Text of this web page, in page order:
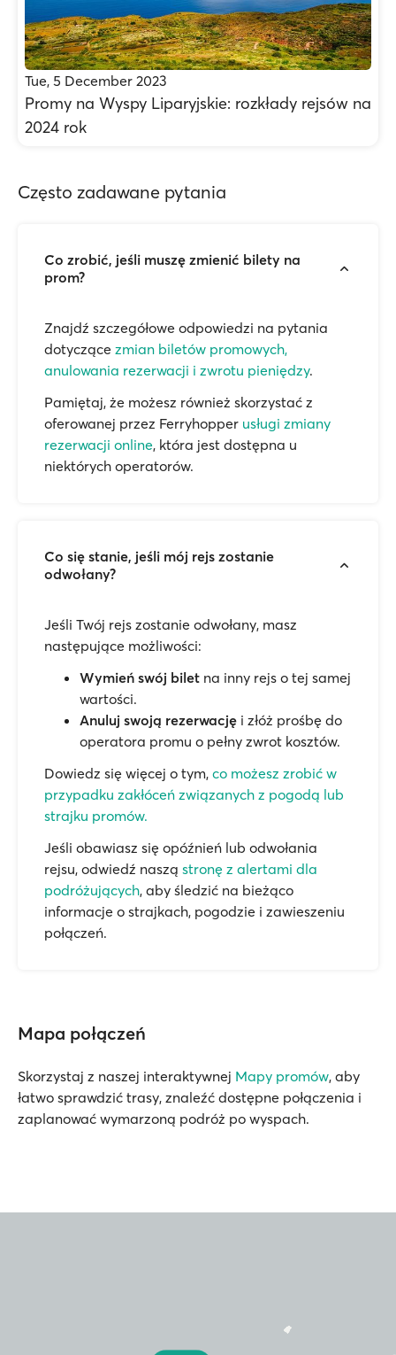
Tue, 5 December 2023
Promy na Wyspy Liparyjskie: rozkłady rejsów na
2024 rok
Często zadawane pytania
Co zrobić, jeśli muszę zmienić bilety na
prom?
Znajdź szczegółowe odpowiedzi na pytania
dotyczące zmian biletów promowych,
anulowania rezerwacji i zwrotu pieniędzy.
Pamiętaj, że możesz również skorzystać z
oferowanej przez Ferryhopper usługi zmiany
rezerwacji online, która jest dostępna u
niektórych operatorów.
Co się stanie, jeśli mój rejs zostanie
odwołany?
Jeśli Twój rejs zostanie odwołany, masz
następujące możliwości:
Wymień swój bilet na inny rejs o tej samej
wartości.
Anuluj swoją rezerwację i złóż prośbę do
operatora promu o pełny zwrot kosztów.
Dowiedz się więcej o tym, co możesz zrobić w
przypadku zakłóceń związanych z pogodą lub
strajku promów.
Jeśli obawiasz się opóźnień lub odwołania
rejsu, odwiedź naszą stronę z alertami dla
podróżujących, aby śledzić na bieżąco
informacje o strajkach, pogodzie i zawieszeniu
połączeń.
Mapa połączeń
Skorzystaj z naszej interaktywnej Mapy promów, aby
łatwo sprawdzić trasy, znaleźć dostępne połączenia i
zaplanować wymarzoną podróż po wyspach.